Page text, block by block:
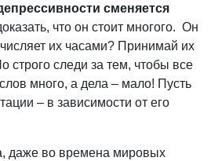
сменяется
что он стоит многого. Он
их часами? Принимай их
строго следи за тем, чтобы все
много, а дела – мало! Пусть
– в зависимости от его
даже во времена мировых